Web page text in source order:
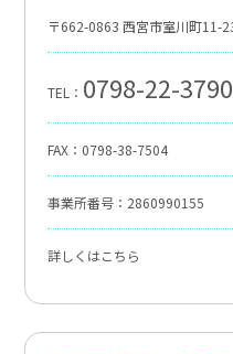
〒662-0863 西宮市室川町11-
TEL： 0798-22-3790
FAX：0798-38-7504
事業所番号：2860990155
詳しくはこちら